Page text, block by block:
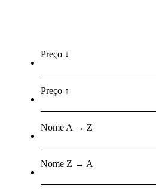
Preço ↓
Preço ↑
Nome A → Z
Nome Z → A